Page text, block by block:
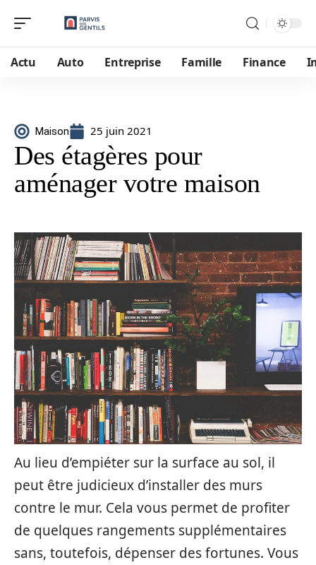
Actu Auto Entreprise Famille Finance
Maison 25 juin 2021
Des étagères pour
aménager votre maison
Au lieu d’empiéter sur la surface au sol, il
peut être judicieux d’installer des murs
contre le mur. Cela vous permet de profiter
de quelques rangements supplémentaires
sans, toutefois, dépenser des fortunes. Vous